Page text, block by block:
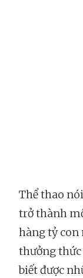
Thể thao
trở thành
hàng tỷ con
thưởng thức
biết được